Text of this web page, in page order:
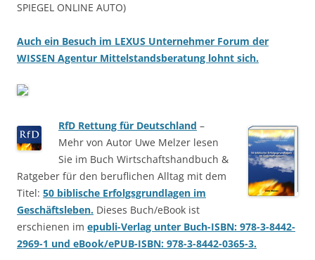
SPIEGEL ONLINE AUTO)
Auch ein Besuch im LEXUS Unternehmer Forum der
WISSEN Agentur Mittelstandsberatung lohnt sich.
RfD Rettung für Deutschland –
Mehr von Autor Uwe Melzer lesen
Sie im Buch Wirtschaftshandbuch &
Ratgeber für den beruflichen Alltag mit dem
Titel: 50 biblische Erfolgsgrundlagen im
Geschäftsleben. Dieses Buch/eBook ist
erschienen im epubli-Verlag unter Buch-ISBN: 978-3-8442-
2969-1 und eBook/ePUB-ISBN: 978-3-8442-0365-3.